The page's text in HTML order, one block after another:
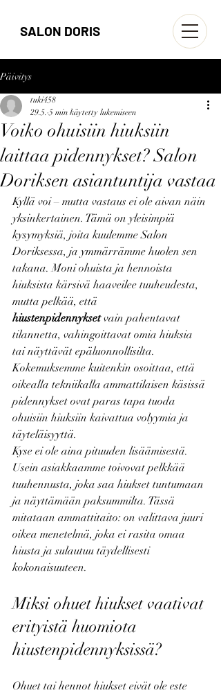
SALON DORIS
Päivitys
Voiko ohuisiin hiuksiin
laittaa pidennykset? Salon
Doriksen asiantuntija vastaa
tuki458
29.5. 5 min käytetty lukemiseen
Kyllä voi – mutta vastaus ei ole aivan näin
yksinkertainen. Tämä on yleisimpiä
kysymyksiä, joita kuulemme Salon
Doriksessa, ja ymmärrämme huolen sen
takana. Moni ohuista ja hennoista
hiuksista kärsivä haaveilee tuuheudesta,
mutta pelkää, että
hiustenpidennykset vain pahentavat
tilannetta, vahingoittavat omia hiuksia
tai näyttävät epäluonnollisilta.
Kokemuksemme kuitenkin osoittaa, että
oikealla tekniikalla ammattilaisen käsissä
pidennykset ovat paras tapa tuoda
ohuisiin hiuksiin kaivattua volyymia ja
täyteläisyyttä.
Kyse ei ole aina pituuden lisäämisestä.
Usein asiakkaamme toivovat pelkkää
tuuhennusta, joka saa hiukset tuntumaan
ja näyttämään paksummilta. Tässä
mitataan ammattitaito: on valittava juuri
oikea menetelmä, joka ei rasita omaa
hiusta ja sulautuu täydellisesti
kokonaisuuteen.
Miksi ohuet hiukset vaativat
erityistä huomiota
hiustenpidennyksissä?
Ohuet tai hennot hiukset eivät ole este